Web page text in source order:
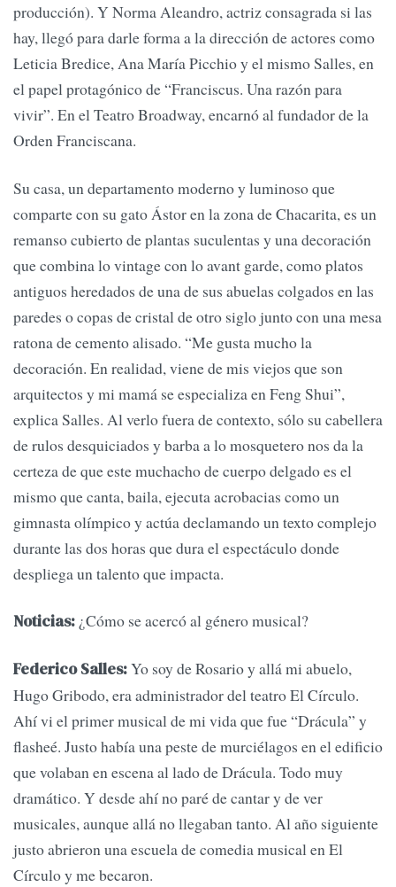
producción). Y Norma Aleandro, actriz consagrada si las
hay, llegó para darle forma a la dirección de actores como
Leticia Bredice, Ana María Picchio y el mismo Salles, en
el papel protagónico de “Franciscus. Una razón para
vivir”. En el Teatro Broadway, encarnó al fundador de la
Orden Franciscana.
Su casa, un departamento moderno y luminoso que
comparte con su gato Ástor en la zona de Chacarita, es un
remanso cubierto de plantas suculentas y una decoración
que combina lo vintage con lo avant garde, como platos
antiguos heredados de una de sus abuelas colgados en las
paredes o copas de cristal de otro siglo junto con una mesa
ratona de cemento alisado. “Me gusta mucho la
decoración. En realidad, viene de mis viejos que son
arquitectos y mi mamá se especializa en Feng Shui”,
explica Salles. Al verlo fuera de contexto, sólo su cabellera
de rulos desquiciados y barba a lo mosquetero nos da la
certeza de que este muchacho de cuerpo delgado es el
mismo que canta, baila, ejecuta acrobacias como un
gimnasta olímpico y actúa declamando un texto complejo
durante las dos horas que dura el espectáculo donde
despliega un talento que impacta.
Noticias: ¿Cómo se acercó al género musical?
Federico Salles:Yo soy de Rosario y allá mi abuelo,
Hugo Gribodo, era administrador del teatro El Círculo.
Ahí vi el primer musical de mi vida que fue “Drácula” y
flasheé. Justo había una peste de murciélagos en el edificio
que volaban en escena al lado de Drácula. Todo muy
dramático. Y desde ahí no paré de cantar y de ver
musicales, aunque allá no llegaban tanto. Al año siguiente
justo abrieron una escuela de comedia musical en El
Círculo y me becaron.